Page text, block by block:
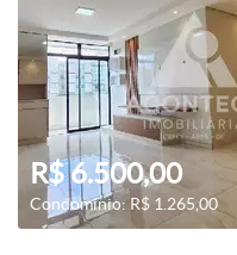
R$ 6.500,00
Condomínio: R$ 1.265,00